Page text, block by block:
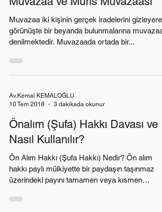
Muvazaa iki kişinin gerçek iradelerini gizleyerek
görünüşte bir beyanda bulunmalarına muvazaa
denilmektedir. Muvazaada ortada bir...
Av.Kemal KEMALOĞLU
10 Tem 2018
3 dakikada okunur
Önalım (Şufa) Hakkı Davası ve
Nasıl Kullanılır?
Ön Alım Hakkı (Şufa Hakkı) Nedir? Ön alım
hakkı paylı mülkiyette bir paydaşın taşınmaz
üzerindeki payını tamamen veya kısmen